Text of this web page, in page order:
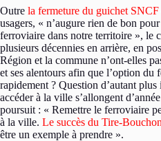
Outre la fermeture du guichet SNCF
usagers, « n’augure rien de bon
ferroviaire dans notre territoire », le
plusieurs décennies en arrière, en
Région et la commune n’ont-elles
et ses alentours afin que l’option du
rapidement ? Question d’autant
accéder à la ville s’allongent
poursuit : « Remettre le ferroviaire
à la ville. Le succès du Tire-
être un exemple à prendre ».